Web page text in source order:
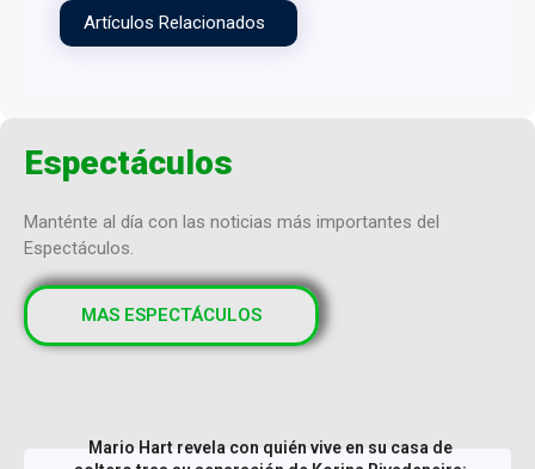
Artículos Relacionados
Espectáculos
Manténte al día con las noticias más importantes del
Espectáculos.
MAS ESPECTÁCULOS
Mario Hart revela con quién vive en su casa de